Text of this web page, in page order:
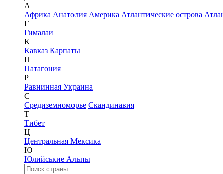
А
Африка Анатолия Америка Атлантические острова
Г
Гималаи
К
Кавказ Карпаты
П
Патагония
Р
Равнинная Украина
С
Средиземноморье Скандинавия
Т
Тибет
Ц
Центральная Мексика
Ю
Юлийськие Альпы